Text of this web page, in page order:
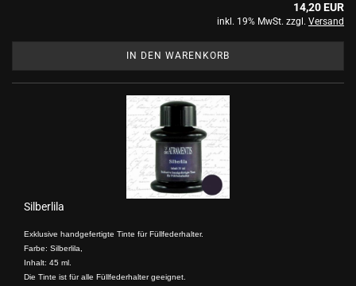
14,20 EUR
inkl. 19% MwSt. zzgl. Versand
IN DEN WARENKORB
Silberlila
Exklusive handgefertigte Tinte für Füllfederhalter.
Farbe: Silberlila,
Inhalt: 45 ml.
Die Tinte ist für alle Füllfederhalter geeignet.